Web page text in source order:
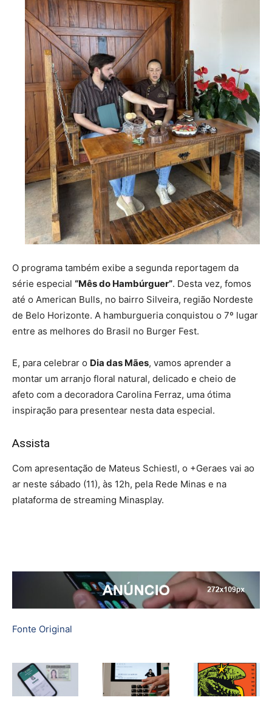
O programa também exibe a segunda reportagem da
série especial “Mês do Hambúrguer”. Desta vez, fomos
até o American Bulls, no bairro Silveira, região Nordeste
de Belo Horizonte. A hamburgueria conquistou o 7º lugar
entre as melhores do Brasil no Burger Fest.
E, para celebrar o Dia das Mães, vamos aprender a
montar um arranjo floral natural, delicado e cheio de
afeto com a decoradora Carolina Ferraz, uma ótima
inspiração para presentear nesta data especial.
Assista
Com apresentação de Mateus Schiestl, o +Geraes vai ao
ar neste sábado (11), às 12h, pela Rede Minas e na
plataforma de streaming Minasplay.
Fonte Original